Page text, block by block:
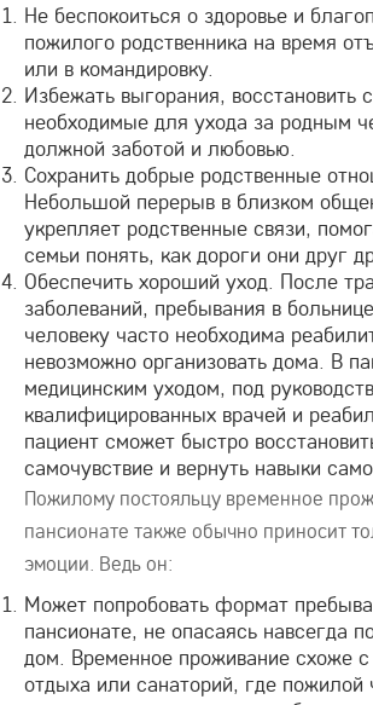
Не беспокоиться о здоровье и
пожилого родственника на время
или в командировку.
Избежать выгорания, восстановить
необходимые для ухода за родным
должной заботой и любовью.
Сохранить добрые родственные
Небольшой перерыв в близком
укрепляет родственные связи,
семьи понять, как дороги они друг
Обеспечить хороший уход. После
заболеваний, пребывания в
человеку часто необходима
невозможно организовать дома. В
медицинским уходом, под
квалифицированных врачей и
пациент сможет быстро
самочувствие и вернуть навыки
Пожилому постояльцу временное
пансионате также обычно приносит
эмоции. Ведь он:
Может попробовать формат
пансионате, не опасаясь навсегда
дом. Временное проживание схоже с
отдыха или санаторий, где пожилой